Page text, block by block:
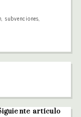
, subvenciones,
artículo